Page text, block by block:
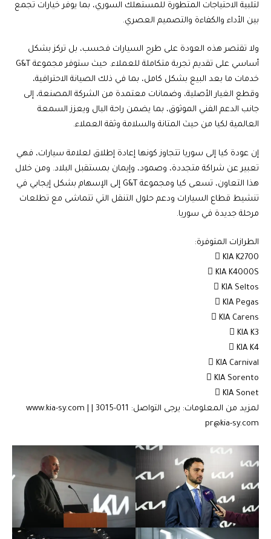
لتلبية الاحتياجات المتطورة للمستهلك السوري، بما يوفر خيارات تجمع
بين الأداء والكفاءة والتصميم العصري.
ولا تقتصر هذه العودة على طرح السيارات فحسب، بل تركز بشكل
أساسي على تقديم تجربة متكاملة للعملاء. حيث ستوفر مجموعة G&T
خدمات ما بعد البيع بشكل كامل، بما في ذلك الصيانة الاحترافية،
وقطع الغيار الأصلية، وضمانات معتمدة من الشركة المصنعة، إلى
جانب الدعم الفني الموثوق، بما يضمن راحة البال ويعزز السمعة
العالمية لكيا من حيث المتانة والسلامة وثقة العملاء.
إن عودة كيا إلى سوريا تتجاوز كونها إعادة إطلاق لعلامة سيارات، فهي
تعبير عن شراكة متجددة، وصمود، وإيمان بمستقبل البلاد. ومن خلال
هذا التعاون، تسعى كيا ومجموعة G&T إلى الإسهام بشكل إيجابي في
تنشيط قطاع السيارات ودعم حلول التنقل التي تتماشى مع تطلعات
مرحلة جديدة في سوريا.
الطرازات المتوفرة:
 KIA K2700
 KIA K4000S
 KIA Seltos
 KIA Pegas
 KIA Carens
 KIA K3
 KIA K4
 KIA Carnival
 KIA Sorento
 KIA Sonet
لمزيد من المعلومات: يرجى التواصل: 011-3015 | www.kia-sy.com |
pr@kia-sy.com